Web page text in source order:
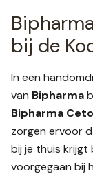
bij de
In een
van Bipharma
Bipharma
zorgen ervoor
bij je thuis krijgt
voorgegaan bij